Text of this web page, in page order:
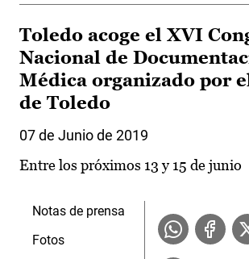
Toledo acoge el XVI
Nacional de
Médica organizado por
de Toledo
07 de Junio de 2019
Entre los próximos 13 y 15 de junio
Notas de prensa
Fotos